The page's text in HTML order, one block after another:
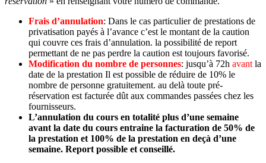
Frais d’annulation: Dans le cas particulier de prestations de
privatisation payés à l’avance c’est le montant de la caution
qui couvre ces frais d’annulation. la possibilité de report
permettant de ne pas perdre la caution est toujours favorisé.
Modification du nombre de personnes: jusqu’à 72h avant la
date de la prestation Il est possible de réduire de 10% le
nombre de personne gratuitement. au delà toute pré-
réservation est facturée dût aux commandes passées chez les
fournisseurs.
L’annulation du cours en totalité plus d’une semaine
avant la date du cours entraine la facturation de 50% de
la prestation et 100% de la prestation en deçà d’une
semaine. Report possible et conseillé.